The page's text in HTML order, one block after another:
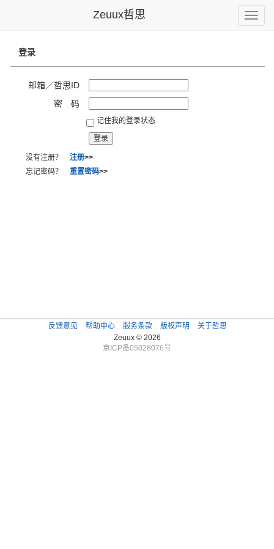
Toggle
Zeuux哲思
登录
邮箱／哲思ID
密 码
记住我的登录状态
没有注册？ 注册>>
忘记密码？ 重置密码>>
反馈意见 帮助中心 服务条款 版权声明
关于哲思
Zeuux © 2026
京ICP备05028076号